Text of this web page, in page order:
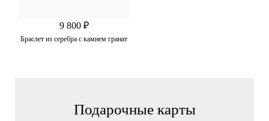
9 800 ₽
Браслет из серебра с камнем гранат
Подарочные карты